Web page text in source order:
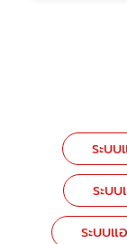
ระบ
ระบ
ระบบ